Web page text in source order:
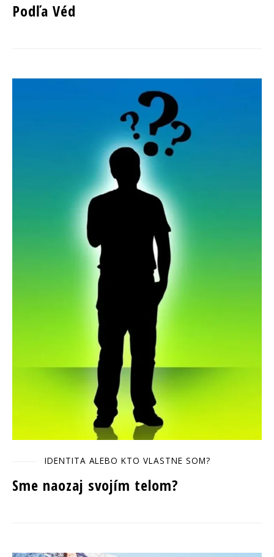
Podľa Véd
IDENTITA ALEBO KTO VLASTNE SOM?
Sme naozaj svojím telom?